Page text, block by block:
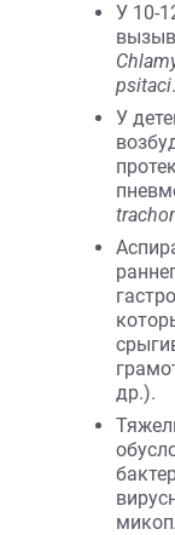
У 10-
psitaci.
У
др.).